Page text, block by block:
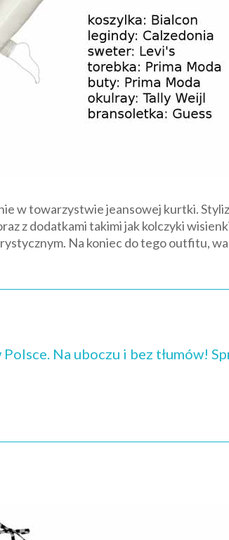
w towarzystwie jeansowej kurtki.
z dodatkami takimi jak kolczyki
Na koniec do tego outfitu,
Na uboczu i bez tłumów!